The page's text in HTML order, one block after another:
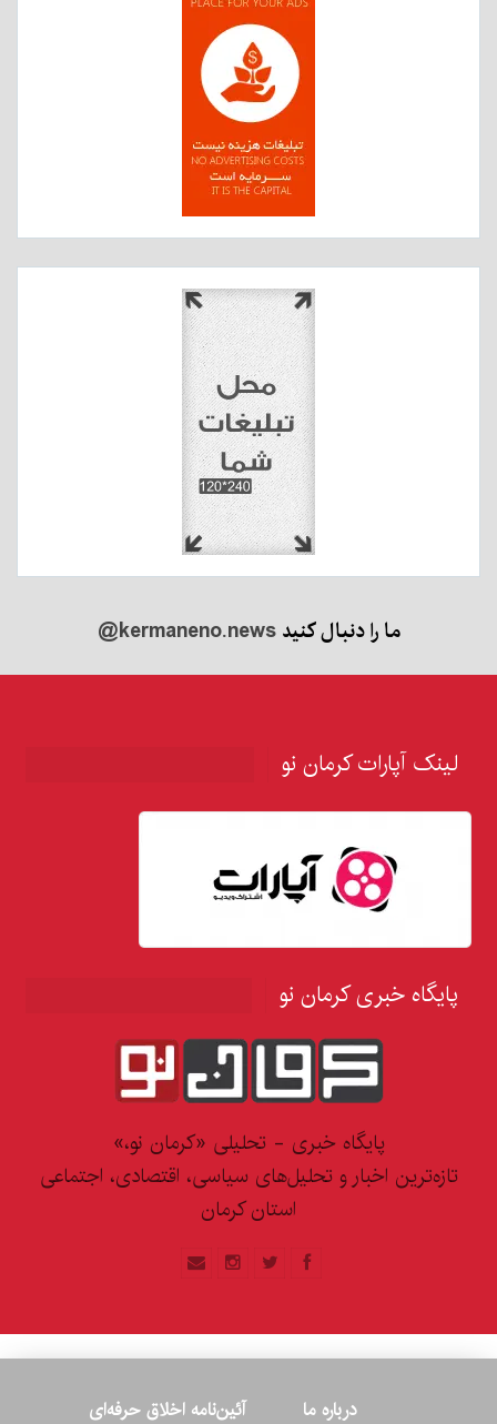
ما را دنبال کنید@kermaneno.news
لینک آپارات کرمان نو
پایگاه خبری کرمان نو
پایگاه خبری - تحلیلی «کرمان نو،»
تازه‌ترین اخبار و تحلیل‌های سیاسی، اقتصادی، اجتماعی
استان کرمان
درباره ما آئین‌نامه اخلاق حرفه‌ای